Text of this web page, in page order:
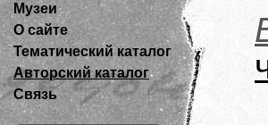
Музеи
О сайте
Тематический каталог
Авторский каталог
Связь